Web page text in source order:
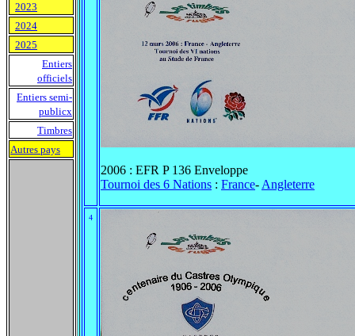
2006 : EFR P 136 Enveloppe
Tournoi des 6 Nations : France- Angleterre
4
2023
2024
2025
Entiers
officiels
Entiers semi-
publicx
Timbres
Autres pays